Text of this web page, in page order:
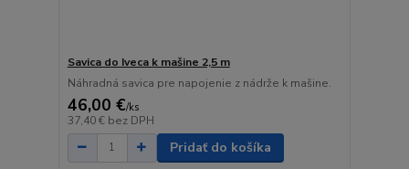
Savica do Iveca k mašine 2,5 m
Náhradná savica pre napojenie z nádrže k mašine.
46,00 €/ks
37,40 € bez DPH
Pridať do košíka